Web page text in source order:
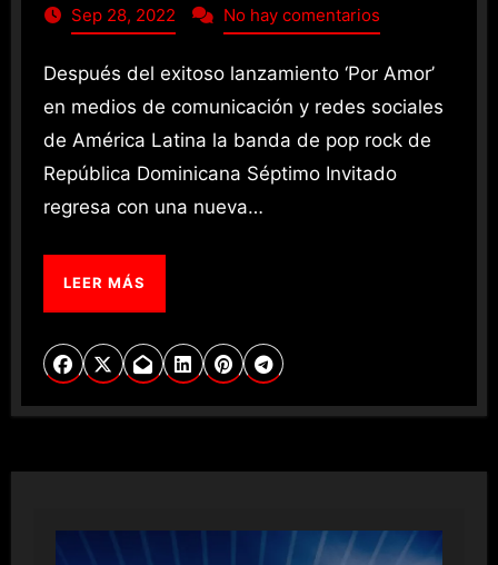
Sep 28, 2022 No hay comentarios
Después del exitoso lanzamiento ‘Por Amor’
en medios de comunicación y redes sociales
de América Latina la banda de pop rock de
República Dominicana Séptimo Invitado
regresa con una nueva…
LEER MÁS